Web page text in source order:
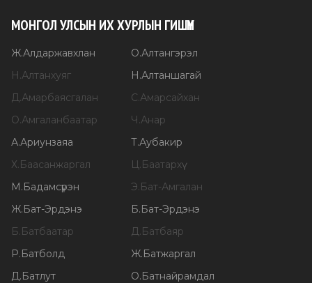
МОНГОЛ УЛСЫН ИХ ХУРЛЫН ГИШҮҮН
Ж.Алдаржавхлан О.Алтангэрэл
Н.Алтанхуяг Н.Алтаншагай
Д.Амарбаясгалан С.Амарсайхан
О.Амгаланбаатар Ч.Анар
А.Ариунзаяа Т.Аубакир
Х.Баасанжаргал Ц.Баатархүү
М.Бадамсүрэн Э.Бат-Амгалан
Ж.Бат-Эрдэнэ Б.Бат-Эрдэнэ
Б.Батбаатар Д.Батбаяр
Р.Батболд Ж.Батжаргал
Д.Батлут О.Батнайрамдал